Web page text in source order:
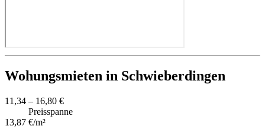
Wohungsmieten in Schwieberdingen
11,34 – 16,80 €
Preisspanne
13,87 €/m²